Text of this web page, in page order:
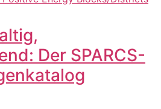
Der SPARCS-